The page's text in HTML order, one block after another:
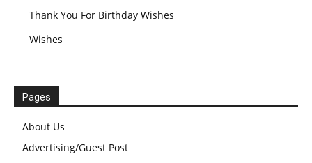
Thank You For Birthday Wishes
Wishes
Pages
About Us
Advertising/Guest Post